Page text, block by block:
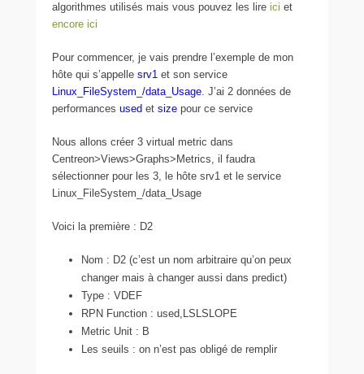
algorithmes utilisés mais vous pouvez les lire ici et
encore ici
Pour commencer, je vais prendre l’exemple de mon
hôte qui s’appelle srv1 et son service
Linux_FileSystem_/data_Usage. J’ai 2 données de
performances used et size pour ce service
Nous allons créer 3 virtual metric dans
Centreon>Views>Graphs>Metrics, il faudra
sélectionner pour les 3, le hôte srv1 et le service
Linux_FileSystem_/data_Usage
Voici la première : D2
Nom : D2 (c’est un nom arbitraire qu’on peux
changer mais à changer aussi dans predict)
Type : VDEF
RPN Function : used,LSLSLOPE
Metric Unit : B
Les seuils : on n’est pas obligé de remplir